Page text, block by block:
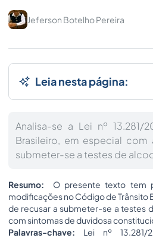
Jeferson Botelho Pereira
Leia nesta página:
Analisa-se a Lei nº
Brasileiro, em especial com
submeter-se a testes de
Resumo: O presente texto tem
modificações no Código de Trânsito
de recusar a submeter-se a testes
com sintomas de duvidosa
Palavras-chave: Lei nº 13.281/